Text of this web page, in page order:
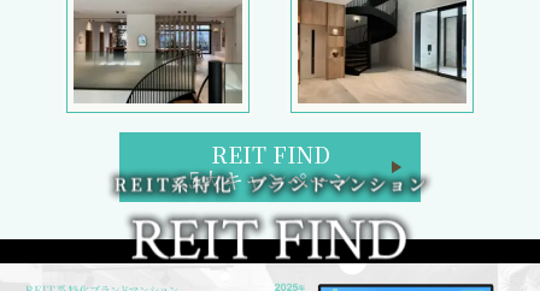
REIT FIND
5大キャンペーン